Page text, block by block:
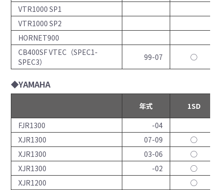
VTR1000 SP1
VTR1000 SP2
HORNET900
CB400SF VTEC（SPEC1-
SPEC3）
99-07 ◯
◆YAMAHA
年式
1SD
FJR1300
-04
XJR1300
07-09
◯
XJR1300
03-06
◯
XJR1300
-02
◯
XJR1200
◯